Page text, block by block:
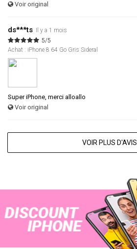
Voir original
ds***ts
Il y a 1 mois
5/5
Achat : iPhone 8 64 Go Gris Sideral
Super iPhone, merci alloallo
Voir original
VOIR PLUS D'AVIS